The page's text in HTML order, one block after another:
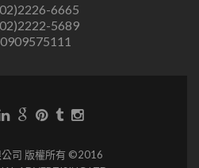
6665
5689
司 版權所有 ©2016